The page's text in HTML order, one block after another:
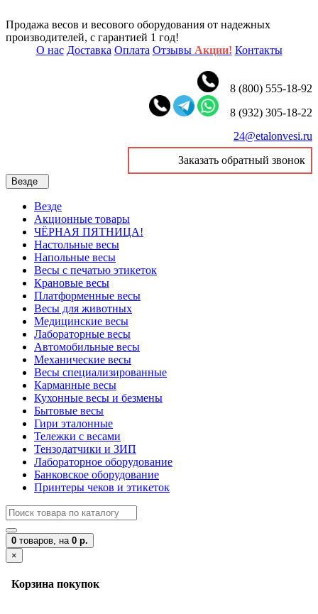
Продажа весов и весового оборудования от надежных
производителей, с гарантией 1 год!
О нас Доставка Оплата Отзывы Акции! Контакты
8 (800) 555-18-92
8 (932) 305-18-22
24@etalonvesi.ru
Заказать обратный звонок
Везде
Везде
Акционные товары
ЧЁРНАЯ ПЯТНИЦА!
Настольные весы
Напольные весы
Весы с печатью этикеток
Крановые весы
Платформенные весы
Весы для животных
Медицинские весы
Лабораторные весы
Автомобильные весы
Механические весы
Весы специализированные
Карманные весы
Кухонные весы и безмены
Бытовые весы
Гири эталонные
Тележки с весами
Тензодатчики и ЗИП
Лабораторное оборудование
Банковское оборудование
Принтеры чеков и этикеток
0 товаров, на 0 р.
×
Корзина покупок